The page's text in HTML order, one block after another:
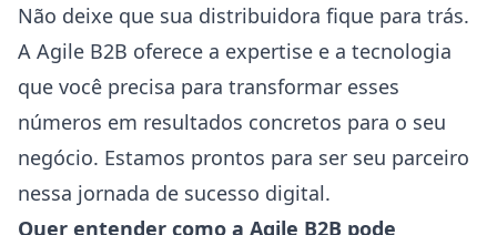
Não deixe que sua distribuidora fique para trás.
A Agile B2B oferece a expertise e a tecnologia
que você precisa para transformar esses
números em resultados concretos para o seu
negócio. Estamos prontos para ser seu parceiro
nessa jornada de sucesso digital.
Quer entender como a Agile B2B pode